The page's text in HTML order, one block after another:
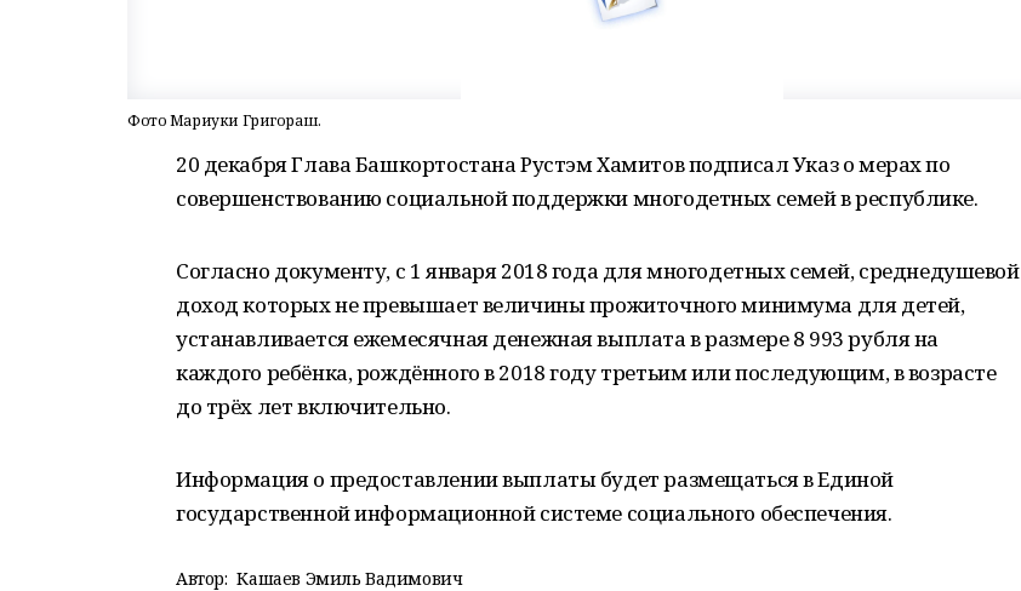
Фото Мариуки Григораш.
20 декабря Глава Башкортостана Рустэм Хамитов подписал Указ о мерах по
совершенствованию социальной поддержки многодетных семей в республике.
Согласно документу, с 1 января 2018 года для многодетных семей, среднедушевой
доход которых не превышает величины прожиточного минимума для детей,
устанавливается ежемесячная денежная выплата в размере 8 993 рубля на
каждого ребёнка, рождённого в 2018 году третьим или последующим, в возрасте
до трёх лет включительно.
Информация о предоставлении выплаты будет размещаться в Единой
государственной информационной системе социального обеспечения.
Автор: Кашаев Эмиль Вадимович